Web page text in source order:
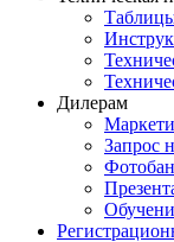
Дилерам
Запрос